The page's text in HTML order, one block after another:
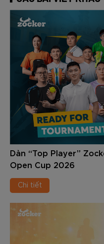
Dàn “Top Player”
Open Cup 2026
Chi tiết